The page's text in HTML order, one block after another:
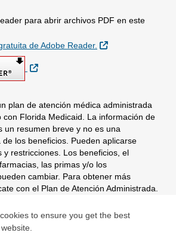
to ensure you get the best
para abrir archivos PDF en este
de Adobe Reader.
Sitio Externo
Sitio Externo
plan de atención médica administrada
con Florida Medicaid. La información de
un resumen breve y no es una
los beneficios. Pueden aplicarse
y restricciones. Los beneficios, el
las primas y/o los
cambiar. Para obtener más
con el Plan de Atención Administrada.
Corporation